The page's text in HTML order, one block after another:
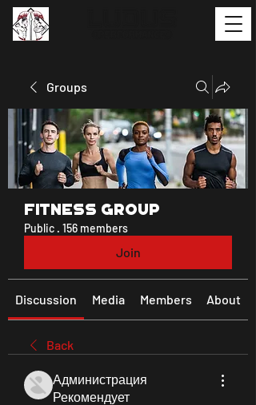
Groups
Fitness Group
Public · 156 members
Join
Discussion Media Members About
Back
Администрация
Рекомендует